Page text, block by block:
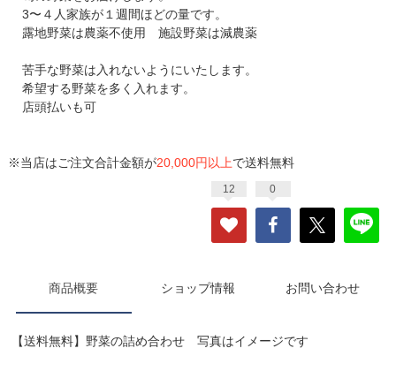
3〜４人家族が１週間ほどの量です。
露地野菜は農薬不使用 施設野菜は減農薬
苦手な野菜は入れないようにいたします。
希望する野菜を多く入れます。
店頭払いも可
※当店はご注文合計金額が20,000円以上で送料無料
12 0
商品概要 ショップ情報 お問い合わせ
【送料無料】野菜の詰め合わせ 写真はイメージです